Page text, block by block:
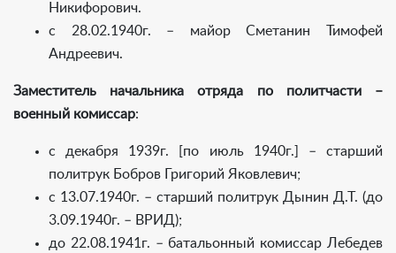
Никифорович.
с 28.02.1940г. – майор Сметанин Тимофей
Андреевич.
Заместитель начальника отряда по политчасти –
военный комиссар:
с декабря 1939г. [по июль 1940г.] – старший
политрук Бобров Григорий Яковлевич;
с 13.07.1940г. – старший политрук Дынин Д.Т. (до
3.09.1940г. – ВРИД);
до 22.08.1941г. – батальонный комиссар Лебедев